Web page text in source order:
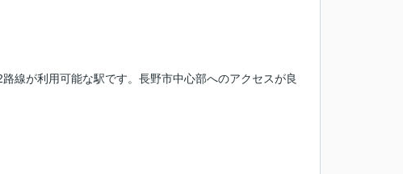
線が利用可能な駅です。長野市中心部へのアクセスが良